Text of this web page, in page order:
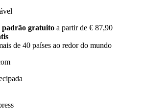
padrão gratuito a partir de € 87,90
de 40 países ao redor do mundo